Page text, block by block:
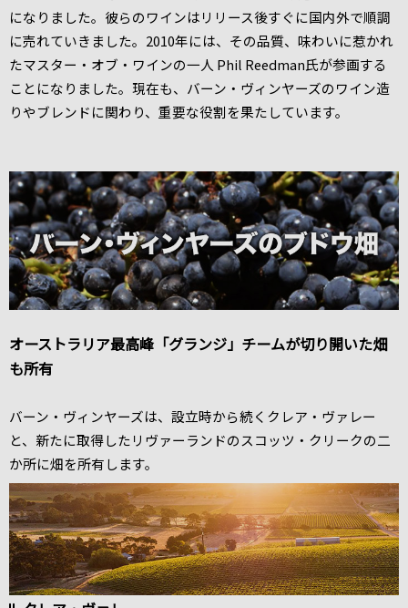
になりました。彼らのワインはリリース後すぐに国内外で順調
に売れていきました。2010年には、その品質、味わいに惹かれ
たマスター・オブ・ワインの一人 Phil Reedman氏が参画する
ことになりました。現在も、バーン・ヴィンヤーズのワイン造
りやブレンドに関わり、重要な役割を果たしています。
オーストラリア最高峰「グランジ」チームが切り開いた畑
も所有
バーン・ヴィンヤーズは、設立時から続くクレア・ヴァレー
と、新たに取得したリヴァーランドのスコッツ・クリークの二
か所に畑を所有します。